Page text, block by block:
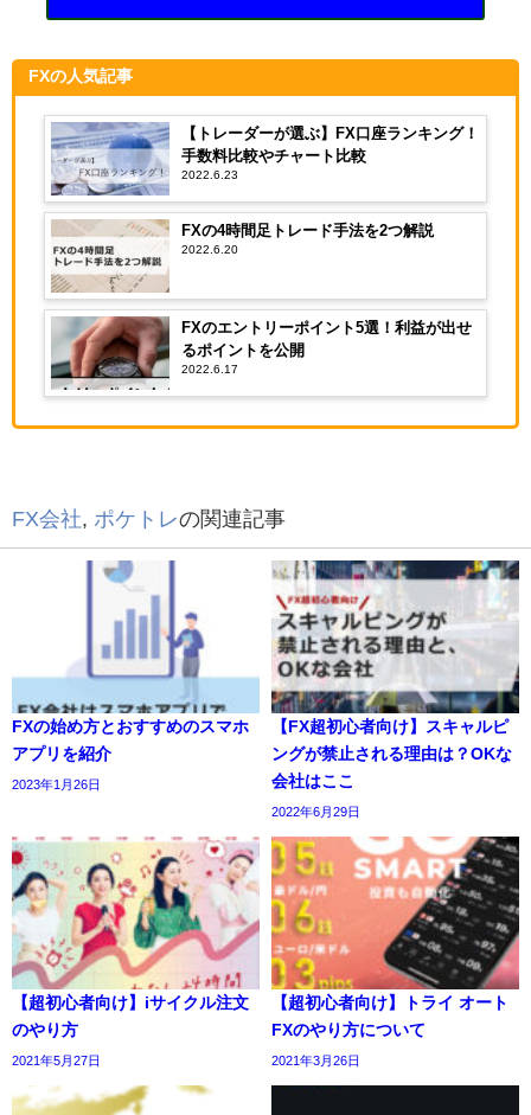
FXの人気記事
【トレーダーが選ぶ】FX口座ランキング！
手数料比較やチャート比較
2022.6.23
FXの4時間足トレード手法を2つ解説
2022.6.20
FXのエントリーポイント5選！利益が出せ
るポイントを公開
2022.6.17
FX会社, ポケトレの関連記事
FXの始め方とおすすめのスマホ
アプリを紹介
2023年1月26日
【FX超初心者向け】スキャルピ
ングが禁止される理由は？OKな
会社はここ
2022年6月29日
【超初心者向け】iサイクル注文
のやり方
2021年5月27日
【超初心者向け】トライ オート
FXのやり方について
2021年3月26日